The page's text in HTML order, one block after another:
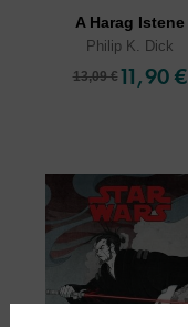
A Harag Istene
Philip K. Dick
13,09 € 11,90 €